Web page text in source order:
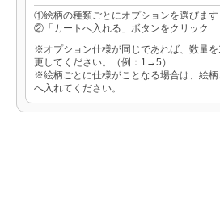
①絵柄の種類ごとにオプションを選びます
②「カートへ入れる」ボタンをクリック
※オプション仕様が同じであれば、数量
更してください。（例：1→5）
※絵柄ごとに仕様がことなる場合は、絵柄
へ入れてください。